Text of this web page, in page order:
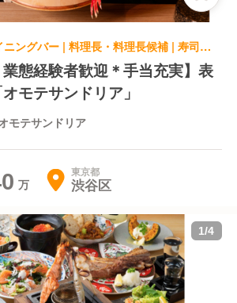
寿司・鮨, 創作・ダイニングバー | 料理長・料理長候補 | 寿司とワイン オモテサンドリア
業態経験者歓迎＊手当充実】表
モテサンドリア」
モテサンドリア
東京都
渋谷区
1/4